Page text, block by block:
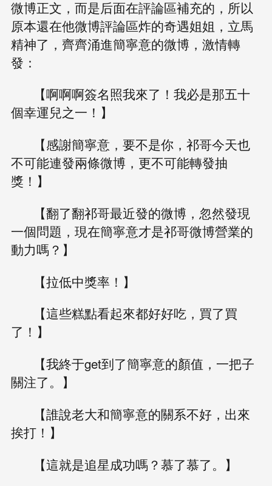
微博正文，而是后面在評論區補充的，所以
原本還在他微博評論區炸的奇遇姐姐，立馬
精神了，齊齊涌進簡寧意的微博，激情轉
發：
【啊啊啊簽名照我來了！我必是那五十
個幸運兒之一！】
【感謝簡寧意，要不是你，祁哥今天也
不可能連發兩條微博，更不可能轉發抽
獎！】
【翻了翻祁哥最近發的微博，忽然發現
一個問題，現在簡寧意才是祁哥微博營業的
動力嗎？】
【拉低中獎率！】
【這些糕點看起來都好好吃，買了買
了！】
【我終于get到了簡寧意的顏值，一把子
關注了。】
【誰說老大和簡寧意的關系不好，出來
挨打！】
【這就是追星成功嗎？慕了慕了。】